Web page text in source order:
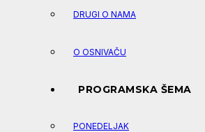
DRUGI O NAMA
O OSNIVAČU
PROGRAMSKA ŠEMA
PONEDELJAK